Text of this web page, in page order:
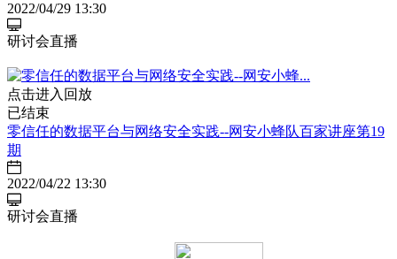
2022/04/29 13:30
研讨会直播
点击进入回放
已结束
零信任的数据平台与网络安全实践--网安小蜂队百家讲座第19
期
2022/04/22 13:30
研讨会直播